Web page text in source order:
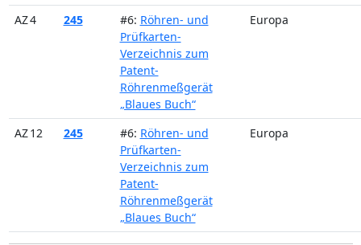
AZ 4 245 #6: Röhren- und
Prüfkarten-
Verzeichnis zum
Patent-
Röhrenmeßgerät
„Blaues Buch“
Europa
AZ 12 245 #6: Röhren- und
Prüfkarten-
Verzeichnis zum
Patent-
Röhrenmeßgerät
„Blaues Buch“
Europa